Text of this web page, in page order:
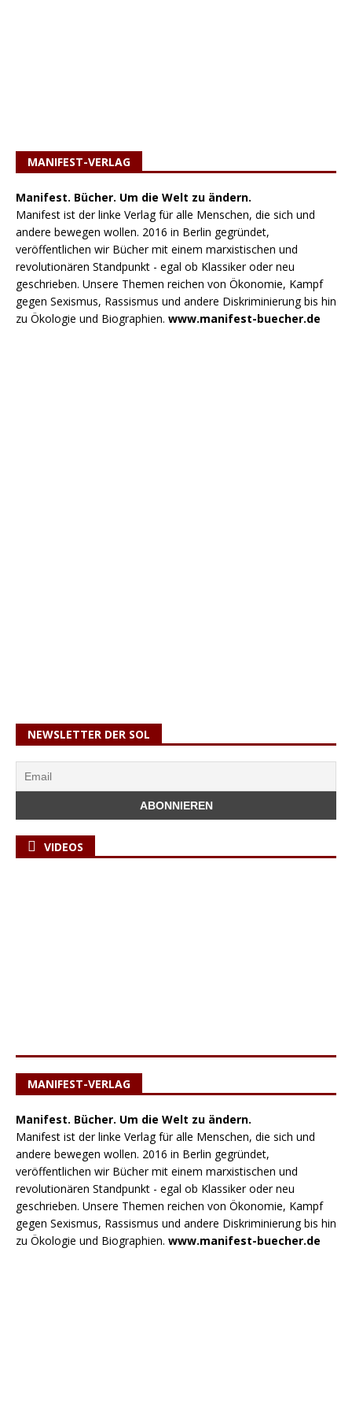
MANIFEST-VERLAG
Manifest. Bücher. Um die Welt zu ändern.
Manifest ist der linke Verlag für alle Menschen, die sich und
andere bewegen wollen. 2016 in Berlin gegründet,
veröffentlichen wir Bücher mit einem marxistischen und
revolutionären Standpunkt - egal ob Klassiker oder neu
geschrieben. Unsere Themen reichen von Ökonomie, Kampf
gegen Sexismus, Rassismus und andere Diskriminierung bis hin
zu Ökologie und Biographien. www.manifest-buecher.de
NEWSLETTER DER SOL
VIDEOS
MANIFEST-VERLAG
Manifest. Bücher. Um die Welt zu ändern.
Manifest ist der linke Verlag für alle Menschen, die sich und
andere bewegen wollen. 2016 in Berlin gegründet,
veröffentlichen wir Bücher mit einem marxistischen und
revolutionären Standpunkt - egal ob Klassiker oder neu
geschrieben. Unsere Themen reichen von Ökonomie, Kampf
gegen Sexismus, Rassismus und andere Diskriminierung bis hin
zu Ökologie und Biographien. www.manifest-buecher.de